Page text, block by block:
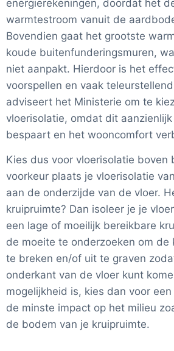
energierekeningen, doordat het
warmtestroom vanuit de
Bovendien gaat het grootste
koude buitenfunderingsmuren,
niet aanpakt. Hierdoor is het
voorspellen en vaak
adviseert het Ministerie om te
vloerisolatie, omdat dit
bespaart en het wooncomfort
Kies dus voor vloerisolatie boven
voorkeur plaats je vloerisolatie
aan de onderzijde van de vloer.
kruipruimte? Dan isoleer je je
een lage of moeilijk bereikbare
de moeite te onderzoeken om de
te breken en/of uit te graven
onderkant van de vloer kunt
mogelijkheid is, kies dan voor
de minste impact op het milieu
de bodem van je kruipruimte.